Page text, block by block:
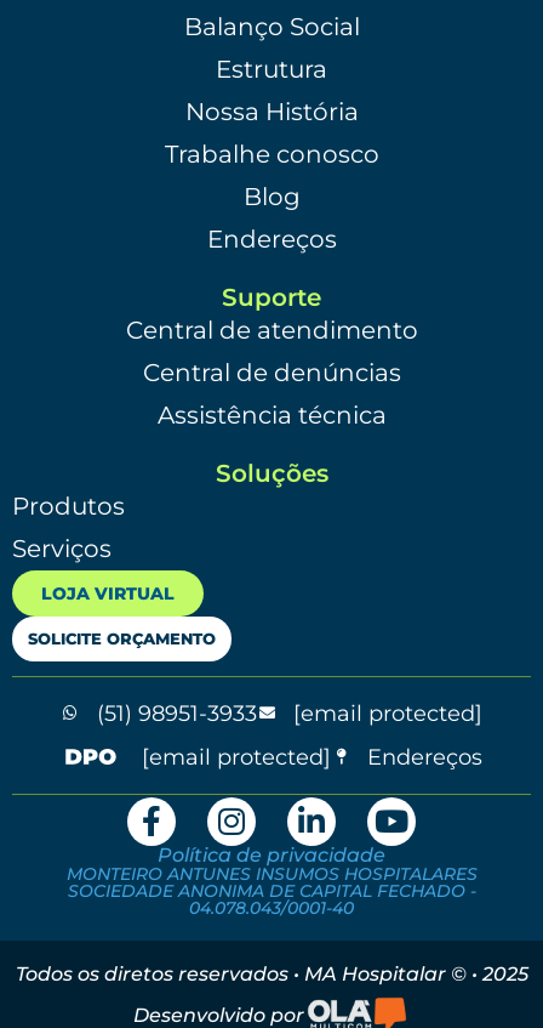
Balanço Social
Estrutura
Nossa História
Trabalhe conosco
Blog
Endereços
Suporte
Central de atendimento
Central de denúncias
Assistência técnica
Soluções
Produtos
Serviços
LOJA VIRTUAL
SOLICITE ORÇAMENTO
(51) 98951-3933
[email protected]
[email protected]
Endereços
Política de privacidade
MONTEIRO ANTUNES INSUMOS HOSPITALARES
SOCIEDADE ANONIMA DE CAPITAL FECHADO -
04.078.043/0001-40
Todos os diretos reservados • MA Hospitalar © • 2025
Desenvolvido por